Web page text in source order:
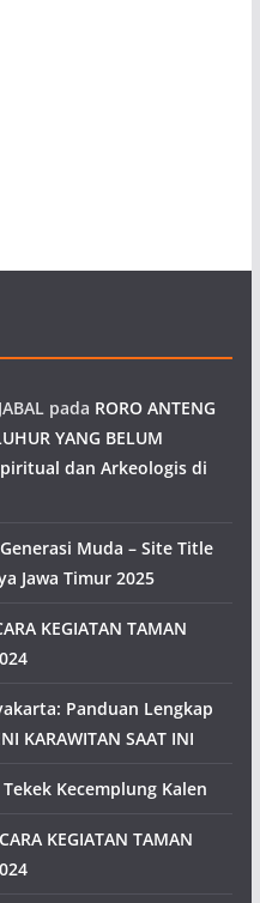
pada RORO ANTENG
YANG BELUM
dan Arkeologis di
Muda – Site Title
Jawa Timur 2025
KEGIATAN TAMAN
Panduan Lengkap
KARAWITAN SAAT INI
Tekek Kecemplung Kalen
KEGIATAN TAMAN